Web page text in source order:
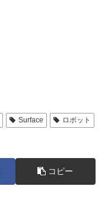
Surface ロボット
コピー